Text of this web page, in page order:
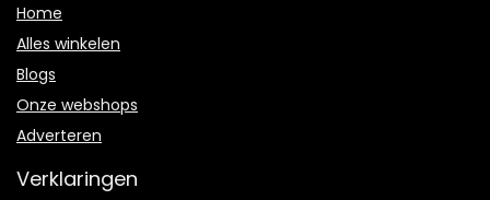
Home
Alles winkelen
Blogs
Onze webshops
Adverteren
Verklaringen